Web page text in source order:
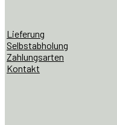
Lieferung
Selbstabholung
Zahlungsarten
Kontakt